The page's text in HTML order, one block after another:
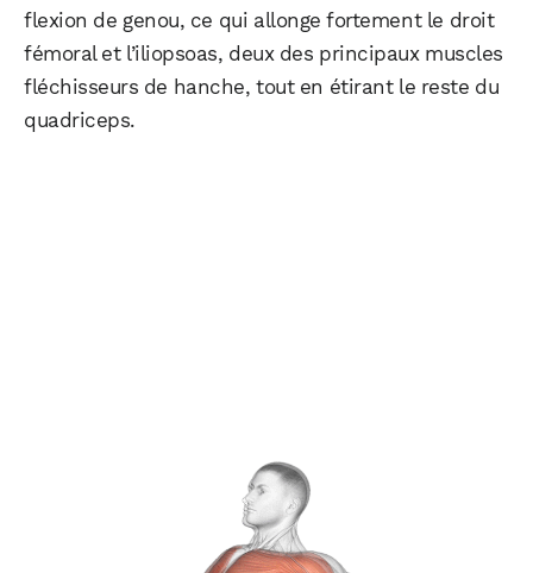
flexion de genou, ce qui allonge fortement le droit
fémoral et l’iliopsoas, deux des principaux muscles
fléchisseurs de hanche, tout en étirant le reste du
quadriceps.​